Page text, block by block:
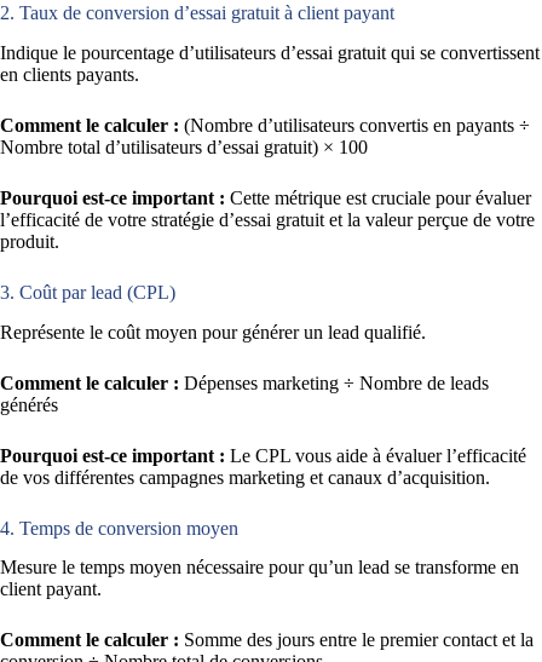
2. Taux de conversion d’essai gratuit à client payant
Indique le pourcentage d’utilisateurs d’essai gratuit qui se convertissent
en clients payants.
Comment le calculer : (Nombre d’utilisateurs convertis en payants ÷
Nombre total d’utilisateurs d’essai gratuit) × 100
Pourquoi est-ce important : Cette métrique est cruciale pour évaluer
l’efficacité de votre stratégie d’essai gratuit et la valeur perçue de votre
produit.
3. Coût par lead (CPL)
Représente le coût moyen pour générer un lead qualifié.
Comment le calculer : Dépenses marketing ÷ Nombre de leads
générés
Pourquoi est-ce important : Le CPL vous aide à évaluer l’efficacité
de vos différentes campagnes marketing et canaux d’acquisition.
4. Temps de conversion moyen
Mesure le temps moyen nécessaire pour qu’un lead se transforme en
client payant.
Comment le calculer : Somme des jours entre le premier contact et la